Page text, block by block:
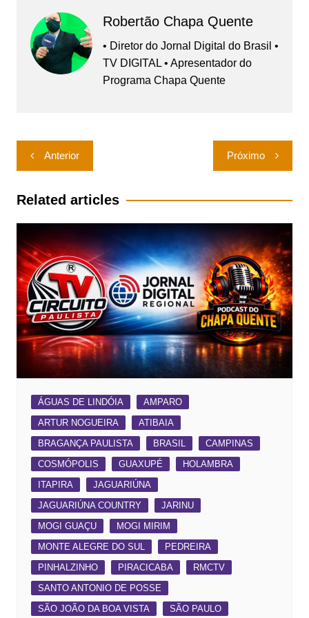
Robertão Chapa Quente
• Diretor do Jornal Digital do Brasil •
TV DIGITAL • Apresentador do
Programa Chapa Quente
Navegação
de
Post
Anterior Próximo
Related articles
ÁGUAS DE LINDÓIA
AMPARO
ARTUR NOGUEIRA
ATIBAIA
BRAGANÇA PAULISTA
BRASIL
CAMPINAS
COSMÓPOLIS
GUAXUPÉ
HOLAMBRA
ITAPIRA
JAGUARIÚNA
JAGUARIÚNA COUNTRY
JARINU
MOGI GUAÇU
MOGI MIRIM
MONTE ALEGRE DO SUL
PEDREIRA
PINHALZINHO
PIRACICABA
RMCTV
SANTO ANTONIO DE POSSE
SÃO JOÃO DA BOA VISTA
SÃO PAULO